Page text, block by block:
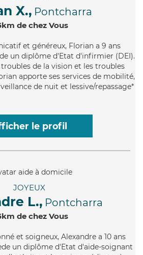
X., Pontcharra
de chez Vous
et généreux, Florian a 9 ans
un diplôme d'Etat d'infirmier (DEI).
de la vision et les troubles
apporte ses services de mobilité,
de nuit et lessive/repassage*
le profil
JOYEUX
L., Pontcharra
de chez Vous
et soigneux, Alexandre a 10 ans
un diplôme d'Etat d'aide-soignant